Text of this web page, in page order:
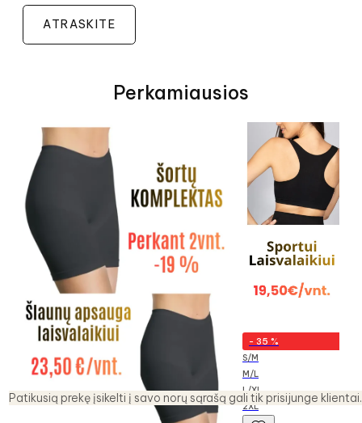
Patikusią prekę įsikelti į savo norų sąrašą gali tik prisijunge klientai.
ATRASKITE
Perkamiausios
- 35 %
S/M
M/L
L/XL
2XL